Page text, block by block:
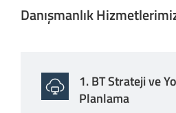
Danışmanlık
1. BT Strateji ve
Planlama